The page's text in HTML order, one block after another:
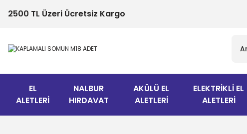
2500 TL Üzeri Ücretsiz Kargo
EL
ALETLERİ
NALBUR
HIRDAVAT
AKÜLÜ EL
ALETLERİ
ELEKTRİKLİ EL
ALETLERİ